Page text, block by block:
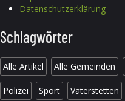
Datenschutzerklärung
Schlagwörter
Alle Artikel Alle Gemeinden
Polizei Sport Vaterstetten